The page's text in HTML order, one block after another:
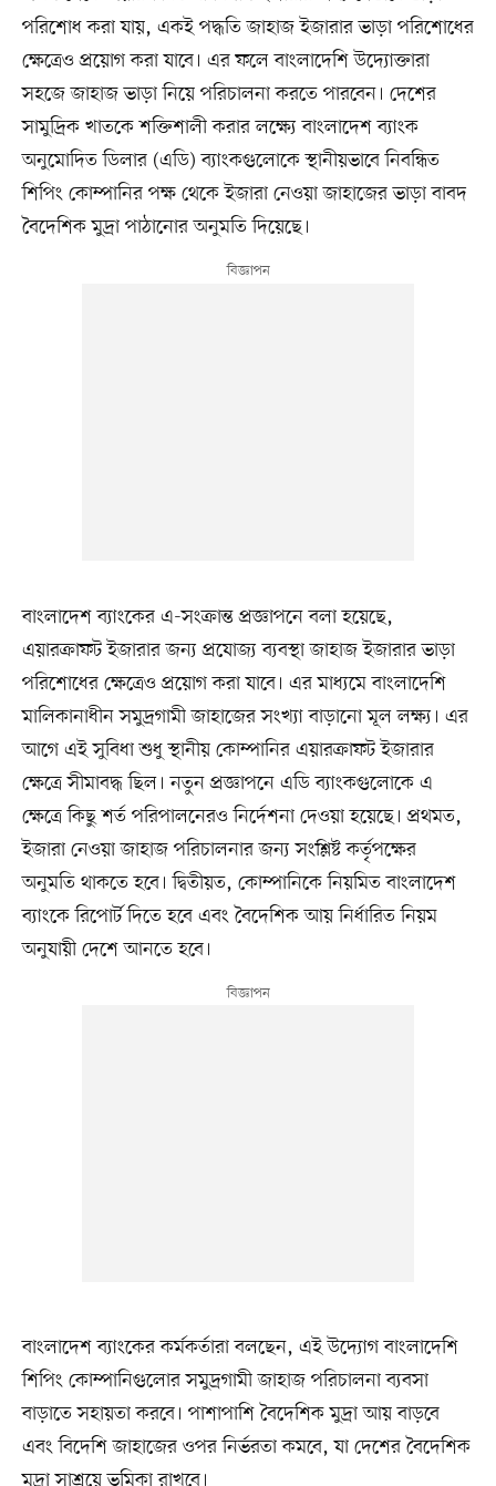
পরিশোধ করা যায়, একই পদ্ধতি জাহাজ ইজারার ভাড়া পরিশোধের
ক্ষেত্রেও প্রয়োগ করা যাবে। এর ফলে বাংলাদেশি উদ্যোক্তারা
সহজে জাহাজ ভাড়া নিয়ে পরিচালনা করতে পারবেন। দেশের
সামুদ্রিক খাতকে শক্তিশালী করার লক্ষ্যে বাংলাদেশ ব্যাংক
অনুমোদিত ডিলার (এডি) ব্যাংকগুলোকে স্থানীয়ভাবে নিবন্ধিত
শিপিং কোম্পানির পক্ষ থেকে ইজারা নেওয়া জাহাজের ভাড়া বাবদ
বৈদেশিক মুদ্রা পাঠানোর অনুমতি দিয়েছে।
বাংলাদেশ ব্যাংকের এ-সংক্রান্ত প্রজ্ঞাপনে বলা হয়েছে,
এয়ারক্রাফট ইজারার জন্য প্রযোজ্য ব্যবস্থা জাহাজ ইজারার ভাড়া
পরিশোধের ক্ষেত্রেও প্রয়োগ করা যাবে। এর মাধ্যমে বাংলাদেশি
মালিকানাধীন সমুদ্রগামী জাহাজের সংখ্যা বাড়ানো মূল লক্ষ্য। এর
আগে এই সুবিধা শুধু স্থানীয় কোম্পানির এয়ারক্রাফট ইজারার
ক্ষেত্রে সীমাবদ্ধ ছিল। নতুন প্রজ্ঞাপনে এডি ব্যাংকগুলোকে এ
ক্ষেত্রে কিছু শর্ত পরিপালনেরও নির্দেশনা দেওয়া হয়েছে। প্রথমত,
ইজারা নেওয়া জাহাজ পরিচালনার জন্য সংশ্লিষ্ট কর্তৃপক্ষের
অনুমতি থাকতে হবে। দ্বিতীয়ত, কোম্পানিকে নিয়মিত বাংলাদেশ
ব্যাংকে রিপোর্ট দিতে হবে এবং বৈদেশিক আয় নির্ধারিত নিয়ম
অনুযায়ী দেশে আনতে হবে।
বাংলাদেশ ব্যাংকের কর্মকর্তারা বলছেন, এই উদ্যোগ বাংলাদেশি
শিপিং কোম্পানিগুলোর সমুদ্রগামী জাহাজ পরিচালনা ব্যবসা
বাড়াতে সহায়তা করবে। পাশাপাশি বৈদেশিক মুদ্রা আয় বাড়বে
এবং বিদেশি জাহাজের ওপর নির্ভরতা কমবে, যা দেশের বৈদেশিক